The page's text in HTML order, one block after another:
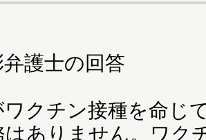
護士の回答
クチン接種を命じ
ありません。ワク